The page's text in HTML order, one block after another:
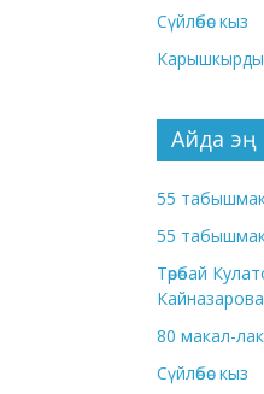
Сүйлөбөс кыз
Айда эң
55
55
Төрөбай
80 макал-
Сүйлөбөс кыз